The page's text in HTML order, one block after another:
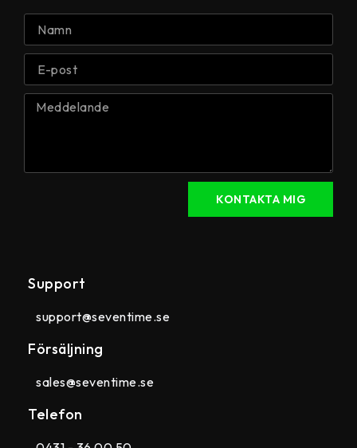
KONTAKTA MIG
Support
support@seventime.se
Försäljning
sales@seventime.se
Telefon